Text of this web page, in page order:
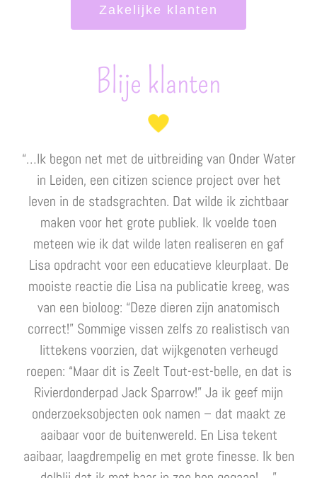
Zakelijke klanten
Blije klanten
“…Ik begon net met de uitbreiding van Onder Water
in Leiden, een citizen science project over het
leven in de stadsgrachten. Dat wilde ik zichtbaar
maken voor het grote publiek. Ik voelde toen
meteen wie ik dat wilde laten realiseren en gaf
Lisa opdracht voor een educatieve kleurplaat. De
mooiste reactie die Lisa na publicatie kreeg, was
van een bioloog: “Deze dieren zijn anatomisch
correct!” Sommige vissen zelfs zo realistisch van
littekens voorzien, dat wijkgenoten verheugd
roepen: “Maar dit is Zeelt Tout-est-belle, en dat is
Rivierdonderpad Jack Sparrow!” Ja ik geef mijn
onderzoeksobjecten ook namen – dat maakt ze
aaibaar voor de buitenwereld. En Lisa tekent
aaibaar, laagdrempelig en met grote finesse. Ik ben